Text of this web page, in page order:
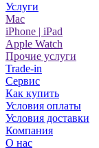
Услуги
Mac
iPhone | iPad
Apple Watch
Прочие услуги
Trade-in
Сервис
Как купить
Условия оплаты
Условия доставки
Компания
О нас